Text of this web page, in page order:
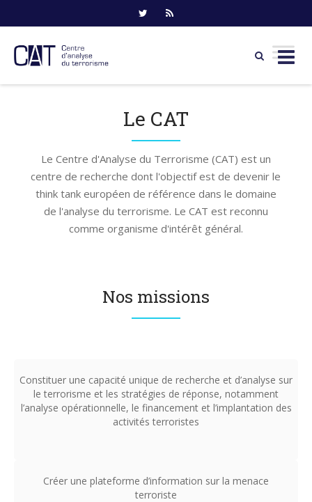
Le CAT
Le Centre d'Analyse du Terrorisme (CAT) est un
centre de recherche dont l'objectif est de devenir le
think tank européen de référence dans le domaine
de l'analyse du terrorisme. Le CAT est reconnu
comme organisme d'intérêt général.
Nos missions
Constituer une capacité unique de recherche et d’analyse sur
le terrorisme et les stratégies de réponse, notamment
l’analyse opérationnelle, le financement et l’implantation des
activités terroristes
Créer une plateforme d’information sur la menace
terroriste